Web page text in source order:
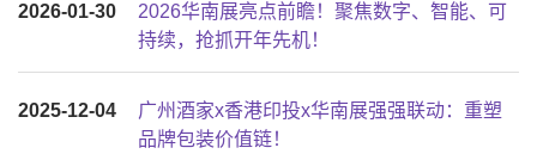
2026-01-30
2026华南展亮点前瞻！聚焦数字、智能、可
持续，抢抓开年先机！
2025-12-04
广州酒家x香港印投x华南展强强联动：重塑
品牌包装价值链！